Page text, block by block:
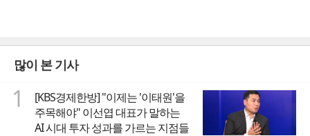
많이 본 기사
1
[KBS경제한방] "이제는 '이태원'을
주목해야" 이선엽 대표가 말하는
AI 시대 투자 성과를 가르는 지점들